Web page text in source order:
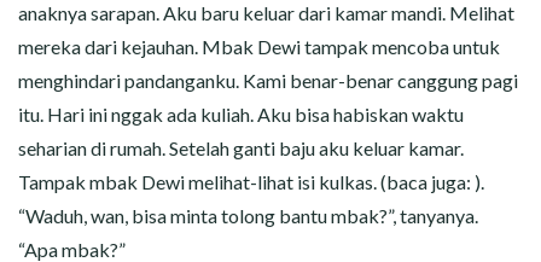
anaknya sarapan. Aku baru keluar dari kamar mandi. Melihat
mereka dari kejauhan. Mbak Dewi tampak mencoba untuk
menghindari pandanganku. Kami benar-benar canggung pagi
itu. Hari ini nggak ada kuliah. Aku bisa habiskan waktu
seharian di rumah. Setelah ganti baju aku keluar kamar.
Tampak mbak Dewi melihat-lihat isi kulkas. (baca juga: ).
“Waduh, wan, bisa minta tolong bantu mbak?”, tanyanya.
“Apa mbak?”